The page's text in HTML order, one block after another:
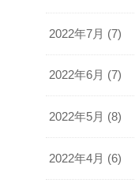
2022年7月 (7)
2022年6月 (7)
2022年5月 (8)
2022年4月 (6)